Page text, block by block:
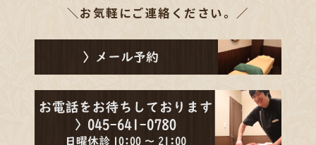
＼お気軽にご連絡ください。／